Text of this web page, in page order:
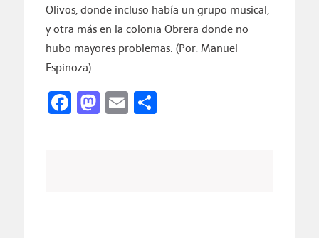
Olivos, donde incluso había un grupo musical,
y otra más en la colonia Obrera donde no
hubo mayores problemas. (Por: Manuel
Espinoza).
Facebook
Mastodon
EmailCompartir